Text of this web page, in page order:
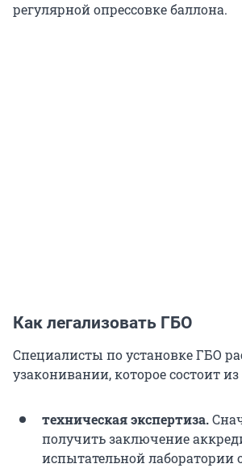
регулярной опрессовке баллона.
Как легализовать ГБО
Специалисты по установке ГБО
узаконивании, которое состоит
техническая экспертиза.
получить заключение
испытательной лаборатории